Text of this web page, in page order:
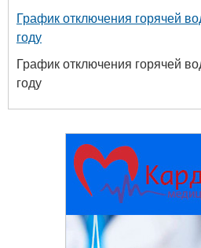
График отключения горячей
году
График отключения горячей
году